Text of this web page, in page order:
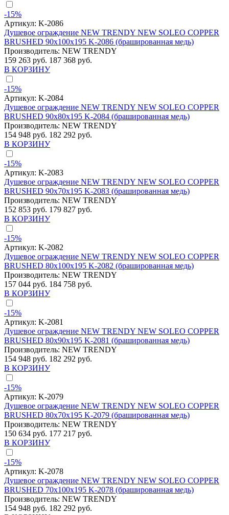
-15%
Артикул: K-2086
Душевое ограждение NEW TRENDY NEW SOLEO COPPER
BRUSHED 90x100x195 K-2086 (брашированная медь)
Производитель: NEW TRENDY
159 263 руб. 187 368 руб.
В КОРЗИНУ
-15%
Артикул: K-2084
Душевое ограждение NEW TRENDY NEW SOLEO COPPER
BRUSHED 90x80x195 K-2084 (брашированная медь)
Производитель: NEW TRENDY
154 948 руб. 182 292 руб.
В КОРЗИНУ
-15%
Артикул: K-2083
Душевое ограждение NEW TRENDY NEW SOLEO COPPER
BRUSHED 90x70x195 K-2083 (брашированная медь)
Производитель: NEW TRENDY
152 853 руб. 179 827 руб.
В КОРЗИНУ
-15%
Артикул: K-2082
Душевое ограждение NEW TRENDY NEW SOLEO COPPER
BRUSHED 80x100x195 K-2082 (брашированная медь)
Производитель: NEW TRENDY
157 044 руб. 184 758 руб.
В КОРЗИНУ
-15%
Артикул: K-2081
Душевое ограждение NEW TRENDY NEW SOLEO COPPER
BRUSHED 80x90x195 K-2081 (брашированная медь)
Производитель: NEW TRENDY
154 948 руб. 182 292 руб.
В КОРЗИНУ
-15%
Артикул: K-2079
Душевое ограждение NEW TRENDY NEW SOLEO COPPER
BRUSHED 80x70x195 K-2079 (брашированная медь)
Производитель: NEW TRENDY
150 634 руб. 177 217 руб.
В КОРЗИНУ
-15%
Артикул: K-2078
Душевое ограждение NEW TRENDY NEW SOLEO COPPER
BRUSHED 70x100x195 K-2078 (брашированная медь)
Производитель: NEW TRENDY
154 948 руб. 182 292 руб.